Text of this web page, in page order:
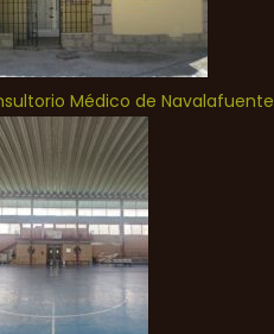
Médico de Navalafuente